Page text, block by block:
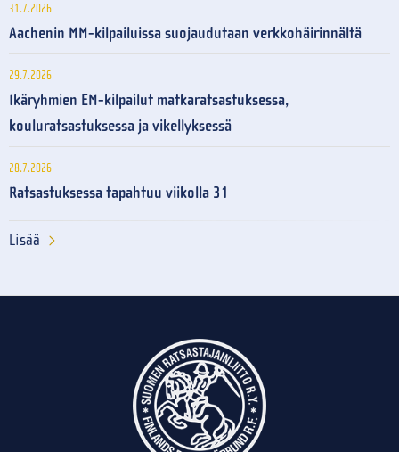
31.7.2026
Aachenin MM-kilpailuissa suojaudutaan verkkohäirinnältä
29.7.2026
Ikäryhmien EM-kilpailut matkaratsastuksessa,
kouluratsastuksessa ja vikellyksessä
28.7.2026
Ratsastuksessa tapahtuu viikolla 31
Lisää